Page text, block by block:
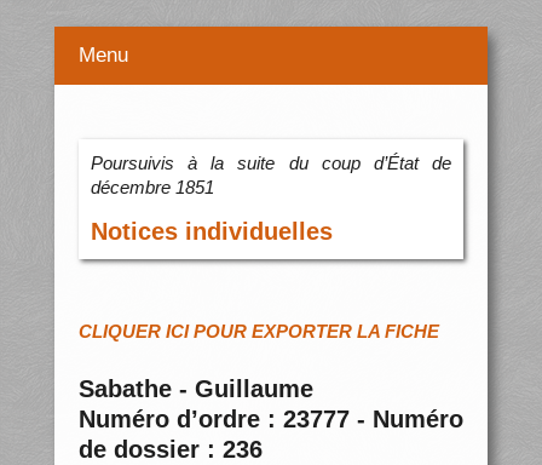
Menu
Poursuivis à la suite du coup d’État de
décembre 1851
Notices individuelles
CLIQUER ICI POUR EXPORTER LA FICHE
Sabathe - Guillaume
Numéro d’ordre : 23777 - Numéro
de dossier : 236